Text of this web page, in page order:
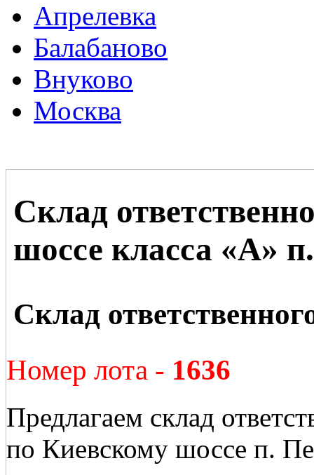
Апрелевка
Балабаново
Внуково
Москва
Склад
шоссе класса «А»
Склад
Номер лота - 1636
Предлагаем склад
по Киевскому шоссе п.